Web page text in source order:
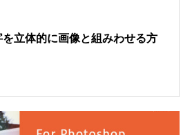
立体的に画像と組みわせる方